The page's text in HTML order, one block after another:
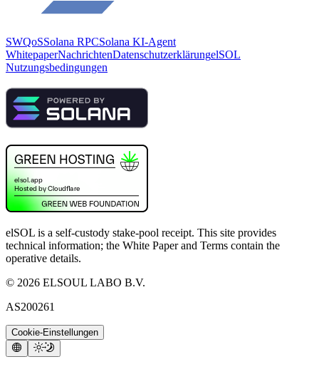
SWQoSSolana RPCSolana KI-Agent
WhitepaperNachrichtenDatenschutzerklärungelSOL
Nutzungsbedingungen
elSOL is a self-custody stake-pool receipt. This site provides
technical information; the White Paper and Terms contain the
operative details.
© 2026 ELSOUL LABO B.V.
AS200261
Cookie-Einstellungen